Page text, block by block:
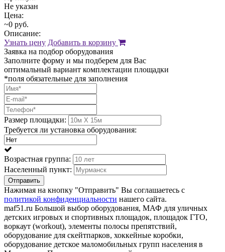
Не указан
Цена:
~0 руб.
Описание:
Узнать цену Добавить в корзину
Заявка на подбор оборудования
Заполните форму и мы подберем для Вас
оптимальный вариант комплектации площадки
*поля обязательные для заполнения
Размер площадки:
Требуется ли установка оборудования:
Возрастная группа:
Населенный пункт:
Отправить
Нажимая на кнопку "Отправить" Вы соглашаетесь с
политикой конфиденциальности нашего сайта.
maf51.ru Большой выбор оборудования, МАФ для уличных
детских игровых и спортивных площадок, площадок ГТО,
воркаут (workout), элементы полосы препятствий,
оборудование для скейтпарков, хоккейные коробки,
оборудование детское маломобильных групп населения в